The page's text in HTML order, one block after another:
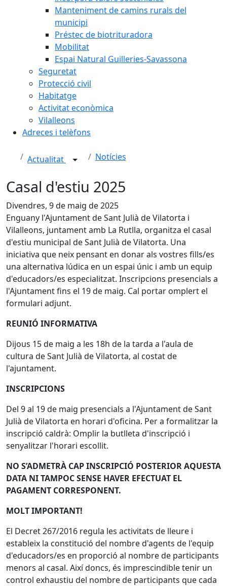
Manteniment de camins rurals del
municipi
Préstec de biotrituradora
Mobilitat
Espai Natural Guilleries-Savassona
Seguretat
Protecció civil
Habitatge
Activitat econòmica
Vilalleons
Adreces i telèfons
Actualitat Notícies
Casal d'estiu 2025
Divendres, 9 de maig de 2025
Enguany l'Ajuntament de Sant Julià de Vilatorta i
Vilalleons, juntament amb La Rutlla, organitza el casal
d'estiu municipal de Sant Julià de Vilatorta. Una
iniciativa que neix pensant en donar als vostres fills/es
una alternativa lúdica en un espai únic i amb un equip
d'educadors/es especialitzat. Inscripcions presencials a
l'Ajuntament fins el 19 de maig. Cal portar omplert el
formulari adjunt.
REUNIÓ INFORMATIVA
Dijous 15 de maig a les 18h de la tarda a l'aula de
cultura de Sant Julià de Vilatorta, al costat de
l'ajuntament.
INSCRIPCIONS
Del 9 al 19 de maig presencials a l'Ajuntament de Sant
Julià de Vilatorta en horari d'oficina. Per a formalitzar la
inscripció caldrà: Omplir la butlleta d'inscripció i
senyalitzar l'horari escollit.
NO S’ADMETRÀ CAP INSCRIPCIÓ POSTERIOR AQUESTA
DATA NI TAMPOC SENSE HAVER EFECTUAT EL
PAGAMENT CORRESPONENT.
MOLT IMPORTANT!
El Decret 267/2016 regula les activitats de lleure i
estableix la constitució del nombre d'agents de l'equip
d'educadors/es en proporció al nombre de participants
menors al casal. Així doncs, és imprescindible tenir un
control exhaustiu del nombre de participants que cada